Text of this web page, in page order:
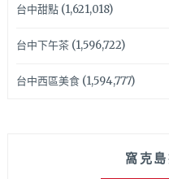
台中甜點(1,621,018)
台中下午茶(1,596,722)
台中西區美食(1,594,777)
窩克